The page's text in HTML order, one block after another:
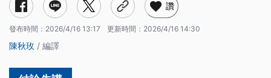
讚
發布時間： 2026/4/16 13:17 更新時間： 2026/4/16 14:30
陳秋玫 / 編譯